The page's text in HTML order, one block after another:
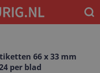
66 x 33 mm
per blad